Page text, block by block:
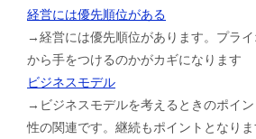
経営には優先順位がある
→経営には優先順位があります。プライ
から手をつけるのかがカギになります
ビジネスモデル
→ビジネスモデルを考えるときのポイ
性の関連です。継続もポイントとなり